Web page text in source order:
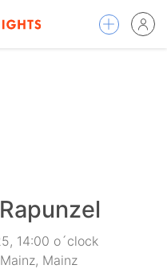
14:00 o´clock
Mainz